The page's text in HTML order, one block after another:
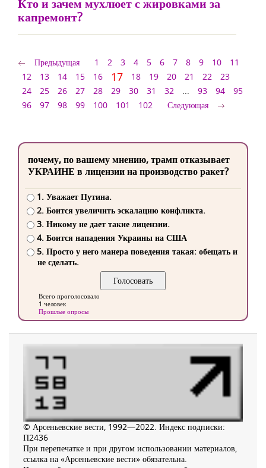
Кто и зачем мухлюет с жировками за
капремонт?
Предыдущая 1 2 3 4 5 6 7 8 9 10
11
12
13 14 15 16 17 18 19 20 21 22
23
24
25 26 27 28 29 30 31 32 ... 93 94
95
96
97 98 99 100 101 102 Следующая
почему, по вашему мнению, трамп отказывает
УКРАИНЕ в лицензии на производство ракет?
1. Уважает Путина.
2. Боится увеличить эскалацию конфликта.
3. Никому не дает такие лицензии.
4. Боится нападения Украины на США
5. Просто у него манера поведения такая: обещать и
не сделать.
Всего проголосовало
1 человек
Прошлые опросы
© Арсеньевские вести, 1992—2022. Индекс подписки:
П2436
При перепечатке и при другом использовании материалов,
ссылка на «Арсеньевские вести» обязательна.